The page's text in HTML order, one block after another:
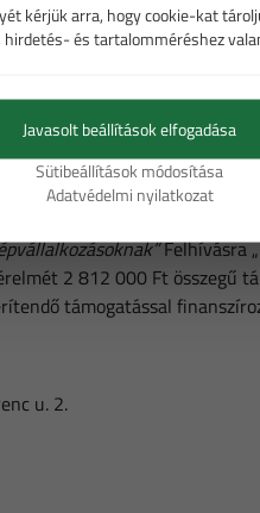
Felhívásra
2 812 000 Ft összegű
támogatással
u. 2.
kérjük arra, hogy cookie-kat
és tartalomméréshez
Javasolt beállítások elfogadása
Sütibeállítások módosítása
Adatvédelmi nyilatkozat